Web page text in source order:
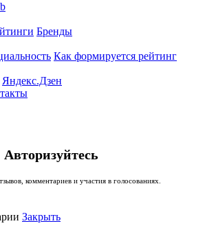
Бренды
Как формируется рейтинг
Яндекс.Дзен
Авторизуйтесь
комментариев и участия в голосованиях.
Закрыть